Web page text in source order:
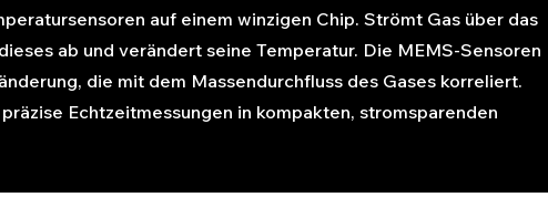
auf einem winzigen Chip. Strömt Gas über das
ab und verändert seine Temperatur. Die MEMS-Sensoren
die mit dem Massendurchfluss des Gases korreliert.
Echtzeitmessungen in kompakten, stromsparenden